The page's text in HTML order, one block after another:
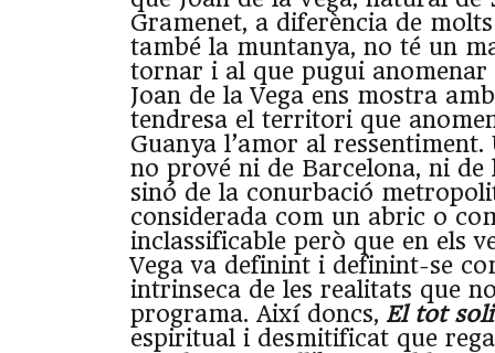
Gramenet, a diferència de
també la muntanya, no té un
tornar i al que pugui
Joan de la Vega ens mostra
tendresa el territori que
Guanya l’amor al
no prové ni de Barcelona, ni de
sinó de la conurbació
considerada com un abric o
inclassificable però que en els
Vega va definint i definint-se
intrinseca de les realitats que
programa. Així doncs, El tot
espiritual i desmitificat que